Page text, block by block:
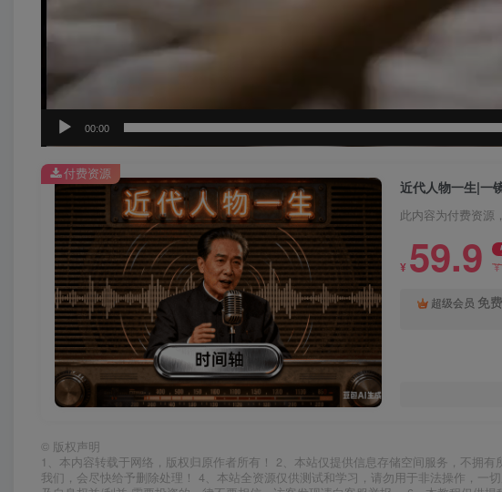
00:00
近代人物一生|一
此内容为付费资源
¥ 59.9 ¥
超级会员 免费
付费资源
© 版权声明
1、本内容转载于网络，版权归原作者所有！ 2、本站仅提供信息存储空间服务，不拥
我们，会尽快给予删除处理！ 4、本站全资源仅供测试和学习，请勿用于非法操作，一